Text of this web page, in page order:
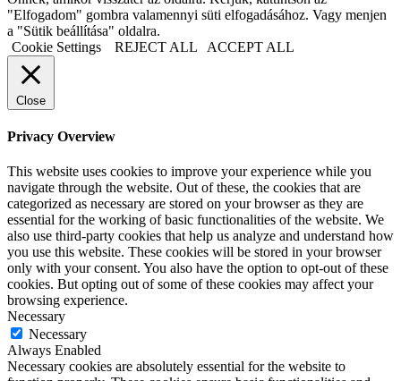
"Elfogadom" gombra valamennyi süti elfogadásához. Vagy menjen
a "Sütik beállítása" oldalra.
Cookie Settings
REJECT ALL ACCEPT ALL
Close
Privacy Overview
This website uses cookies to improve your experience while you
navigate through the website. Out of these, the cookies that are
categorized as necessary are stored on your browser as they are
essential for the working of basic functionalities of the website. We
also use third-party cookies that help us analyze and understand how
you use this website. These cookies will be stored in your browser
only with your consent. You also have the option to opt-out of these
cookies. But opting out of some of these cookies may affect your
browsing experience.
Necessary
Necessary
Always Enabled
Necessary cookies are absolutely essential for the website to